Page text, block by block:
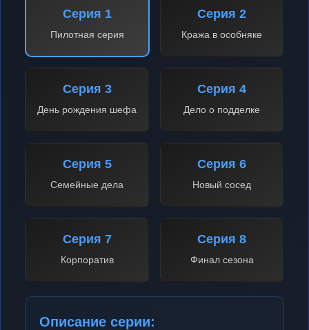
Серия 1
Пилотная серия
Серия 2
Кража в особняке
Серия 3
День рождения шефа
Серия 4
Дело о подделке
Серия 5
Семейные дела
Серия 6
Новый сосед
Серия 7
Корпоратив
Серия 8
Финал сезона
Описание серии: